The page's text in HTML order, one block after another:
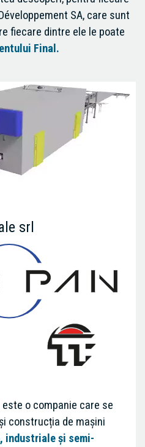
SA, care sunt
fiecare dintre ele le poate
Final.
srl
o companie care se
construcția de mașini
industriale și semi-